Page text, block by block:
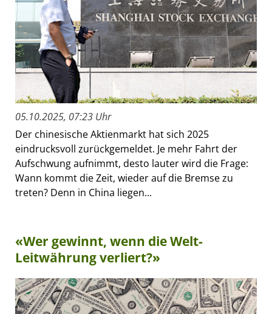
05.10.2025, 07:23 Uhr
Der chinesische Aktienmarkt hat sich 2025
eindrucksvoll zurückgemeldet. Je mehr Fahrt der
Aufschwung aufnimmt, desto lauter wird die Frage:
Wann kommt die Zeit, wieder auf die Bremse zu
treten? Denn in China liegen...
«Wer gewinnt, wenn die Welt-
Leitwährung verliert?»